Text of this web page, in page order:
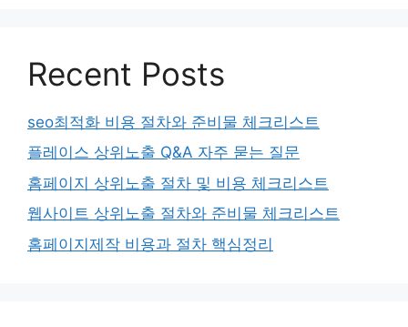
Recent Posts
seo최적화 비용 절차와 준비물 체크리스트
플레이스 상위노출 Q&A 자주 묻는 질문
홈페이지 상위노출 절차 및 비용 체크리스트
웹사이트 상위노출 절차와 준비물 체크리스트
홈페이지제작 비용과 절차 핵심정리